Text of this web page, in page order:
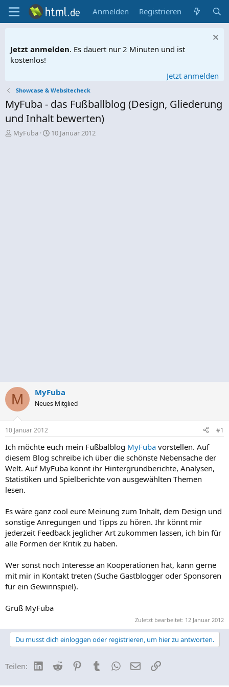
Anmelden Registrieren
Jetzt anmelden. Es dauert nur 2 Minuten und ist
kostenlos!
Jetzt anmelden
Showcase & Websitecheck
MyFuba - das Fußballblog (Design, Gliederung
und Inhalt bewerten)
E
MyFuba
E10 Januar 2012
M MyFuba
Neues Mitglied
10 Januar 2012 #1
Ich möchte euch mein Fußbalblog MyFuba vorstellen. Auf
diesem Blog schreibe ich über die schönste Nebensache der
Welt. Auf MyFuba könnt ihr Hintergrundberichte, Analysen,
Statistiken und Spielberichte von ausgewählten Themen
lesen.
Es wäre ganz cool eure Meinung zum Inhalt, dem Design und
sonstige Anregungen und Tipps zu hören. Ihr könnt mir
jederzeit Feedback jeglicher Art zukommen lassen, ich bin für
alle Formen der Kritik zu haben.
Wer sonst noch Interesse an Kooperationen hat, kann gerne
mit mir in Kontakt treten (Suche Gastblogger oder Sponsoren
für ein Gewinnspiel).
Gruß MyFuba
Zuletzt bearbeitet: 12 Januar 2012
Du musst dich einloggen oder registrieren, um hier zu antworten.
Teilen: LinkedIn
Reddit PinterestTumblrWhatsApp
E-MailLink